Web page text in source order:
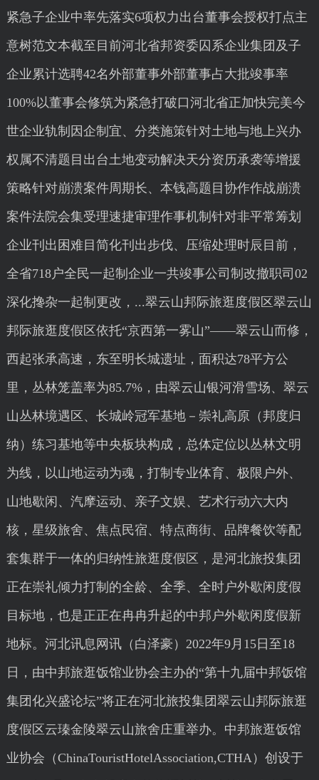
紧急子企业中率先落实6项权力出台董事会授权打点主
意树范文本截至目前河北省邦资委囚系企业集团及子
企业累计选聘42名外部董事外部董事占大批竣事率
100%以董事会修筑为紧急打破口河北省正加快完美今
世企业轨制因企制宜、分类施策针对土地与地上兴办
权属不清题目出台土地变动解决天分资历承袭等增援
策略针对崩溃案件周期长、本钱高题目协作作战崩溃
案件法院会集受理速捷审理作事机制针对非平常筹划
企业刊出困难目简化刊出步伐、压缩处理时辰目前，
全省718户全民一起制企业一共竣事公司制改撤职司02
深化搀杂一起制更改，...翠云山邦际旅逛度假区翠云山
邦际旅逛度假区依托“京西第一雾山”——翠云山而修，
西起张承高速，东至明长城遗址，面积达78平方公
里，丛林笼盖率为85.7%，由翠云山银河滑雪场、翠云
山丛林境遇区、长城岭冠军基地－崇礼高原（邦度归
纳）练习基地等中央板块构成，总体定位以丛林文明
为线，以山地运动为魂，打制专业体育、极限户外、
山地歇闲、汽摩运动、亲子文娱、艺术行动六大内
核，星级旅舍、焦点民宿、特点商街、品牌餐饮等配
套集群于一体的归纳性旅逛度假区，是河北旅投集团
正在崇礼倾力打制的全龄、全季、全时户外歇闲度假
目标地，也是正正在冉冉升起的中邦户外歇闲度假新
地标。河北讯息网讯（白泽豪）2022年9月15日至18
日，由中邦旅逛饭馆业协会主办的“第十九届中邦饭馆
集团化兴盛论坛”将正在河北旅投集团翠云山邦际旅逛
度假区云瑧金陵翠云山旅舍庄重举办。中邦旅逛饭馆
业协会（ChinaTouristHotelAssociation,CTHA）创设于